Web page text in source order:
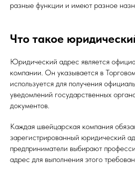
разные функции и имеют разное
Что такое
Юридический адрес является
компании. Он указывается в
используется для получения
уведомлений государственных
документов.
Каждая швейцарская компания
зарегистрированный юридический
предприниматели выбирают
адрес для выполнения этого